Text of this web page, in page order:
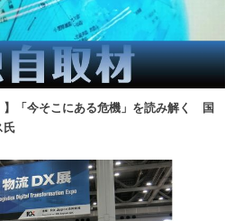
】「今そこにある危機」を読み解く 国
氏